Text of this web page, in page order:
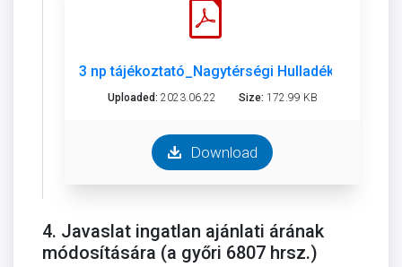
3 np tájékoztató_Nagytérségi Hulladékgazd.pdf
Uploaded: 2023.06.22 Size: 172.99 KB
Download
4. Javaslat ingatlan ajánlati árának
módosítására (a győri 6807 hrsz.)